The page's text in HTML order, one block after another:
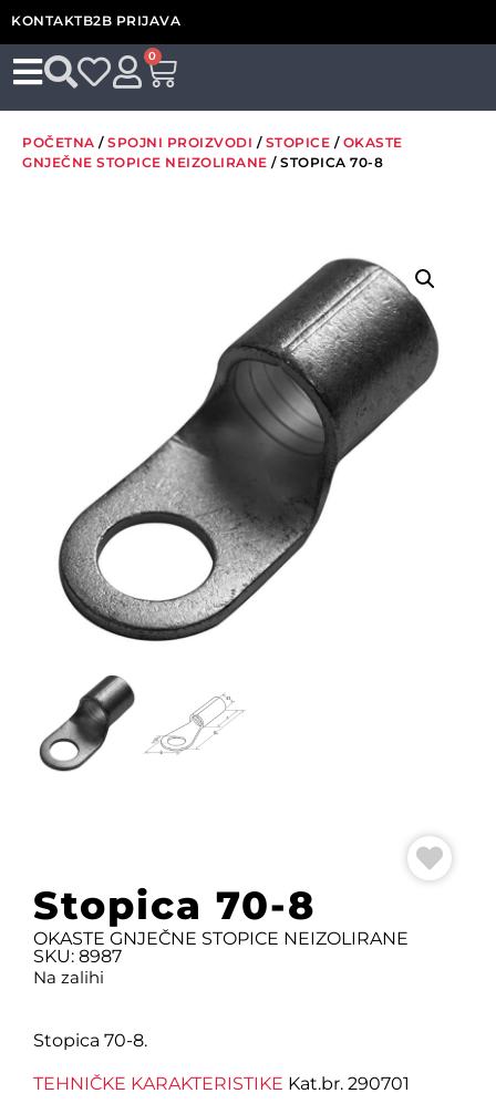
KONTAKTB2B PRIJAVA
0
POČETNA / SPOJNI PROIZVODI / STOPICE / OKASTE
GNJEČNE STOPICE NEIZOLIRANE / STOPICA 70-8
Stopica 70-8
OKASTE GNJEČNE STOPICE NEIZOLIRANE
SKU: 8987
Na zalihi
Stopica 70-8.
TEHNIČKE KARAKTERISTIKE Kat.br. 290701